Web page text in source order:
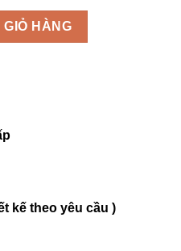
GIỎ HÀNG
kế theo yêu cầu )